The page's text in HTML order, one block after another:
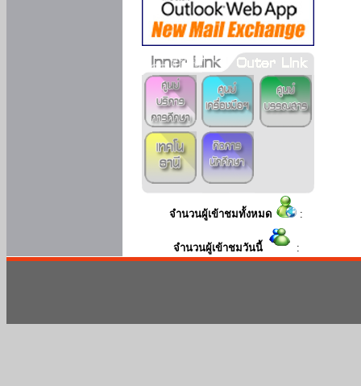
จำนวนผู้เข้าชมทั้งหมด :
จำนวนผู้เข้าชมวันนี้ :